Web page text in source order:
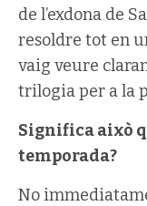
de l’exdona de
resoldre tot en
vaig veure
trilogia per a la
Significa això
temporada?
No